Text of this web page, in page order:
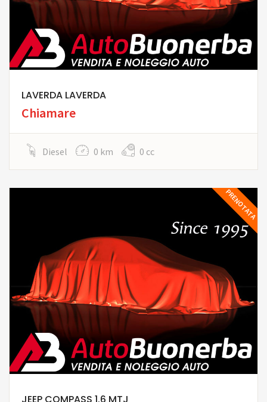
LAVERDA LAVERDA
Chiamare
Diesel 0 km 0 cc
PRENOTATA